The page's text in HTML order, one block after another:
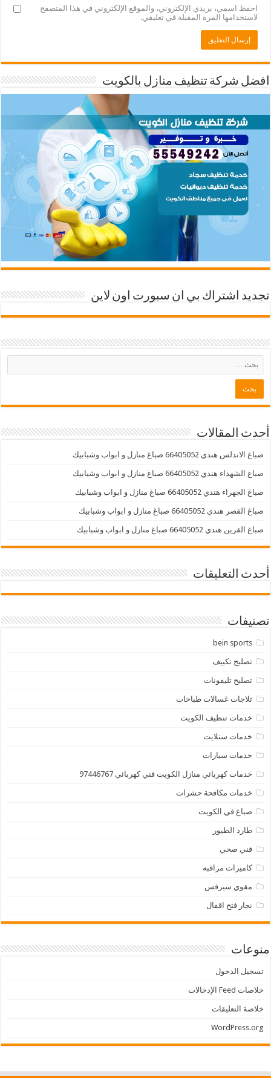
احفظ اسمي، بريدي الإلكتروني، والموقع الإلكتروني في هذا المتصفح
لاستخدامها المرة المقبلة في تعليقي.
افضل شركة تنظيف منازل بالكويت
تجديد اشتراك بي ان سبورت اون لاين
أحدث المقالات
صباغ الاندلس هندي 66405052 صباغ منازل و ابواب وشبابيك
صباغ الشهداء هندي 66405052 صباغ منازل و ابواب وشبابيك
صباغ الجهراء هندي 66405052 صباغ منازل و ابواب وشبابيك
صباغ القصر هندي 66405052 صباغ منازل و ابواب وشبابيك
صباغ القرين هندي 66405052 صباغ منازل و ابواب وشبابيك
أحدث التعليقات
تصنيفات
bein sports
تصليح تكييف
تصليح تليفونات
ثلاجات غسالات طباخات
خدمات تنظيف الكويت
خدمات ستلايت
خدمات سيارات
خدمات كهربائي منازل الكويت فني كهربائي 97446767
خدمات مكافحة حشرات
صباغ في الكويت
طارد الطيور
فني صحي
كاميرات مراقبه
مقوي سيرفس
نجار فتح اقفال
منوعات
تسجيل الدخول
خلاصات Feed الإدخالات
خلاصة التعليقات
WordPress.org